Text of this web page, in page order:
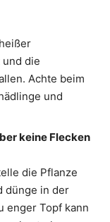
die
Achte beim
und
keine Flecken
die Pflanze
dünge in der
enger Topf kann